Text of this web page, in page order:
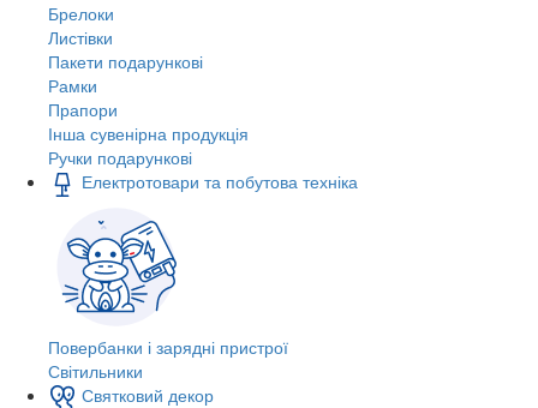
Брелоки
Листівки
Пакети подарункові
Рамки
Прапори
Інша сувенірна продукція
Ручки подарункові
Електротовари та побутова техніка
Повербанки і зарядні пристрої
Світильники
Святковий декор